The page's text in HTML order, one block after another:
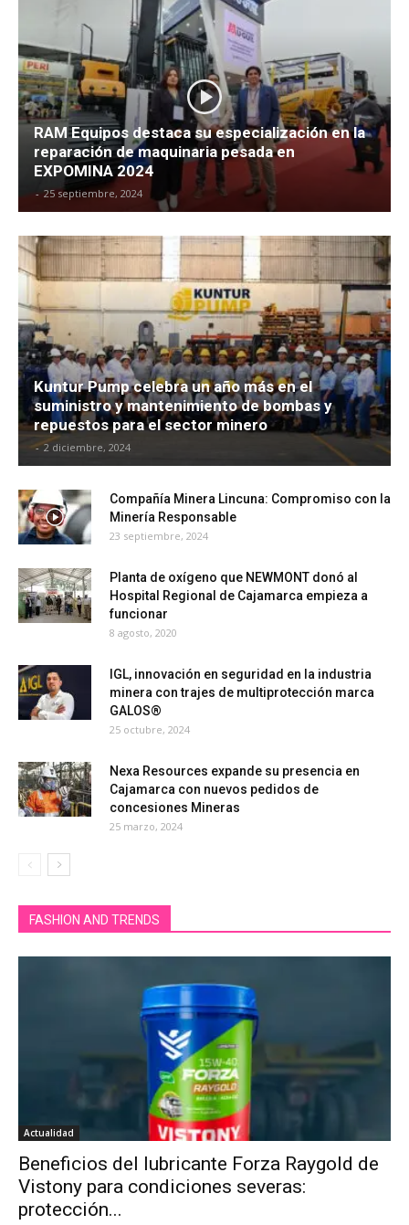
RAM Equipos destaca su especialización en la
reparación de maquinaria pesada en
EXPOMINA 2024
- 25 septiembre, 2024
Kuntur Pump celebra un año más en el
suministro y mantenimiento de bombas y
repuestos para el sector minero
- 2 diciembre, 2024
Compañía Minera Lincuna: Compromiso con la
Minería Responsable
23 septiembre, 2024
Planta de oxígeno que NEWMONT donó al
Hospital Regional de Cajamarca empieza a
funcionar
8 agosto, 2020
IGL, innovación en seguridad en la industria
minera con trajes de multiprotección marca
GALOS®
25 octubre, 2024
Nexa Resources expande su presencia en
Cajamarca con nuevos pedidos de
concesiones Mineras
25 marzo, 2024
FASHION AND TRENDS
Actualidad
Beneficios del lubricante Forza Raygold de
Vistony para condiciones severas:
protección...